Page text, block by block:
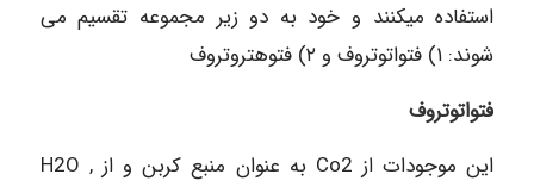
استفاده میکنند و خود به دو زیر مجموعه تقسیم می
شوند: ۱) فتواتوتروف و ۲) فتوهتروتروف
فتواتوتروف
این موجودات از Co2 به عنوان منبع کربن و از H2O ,